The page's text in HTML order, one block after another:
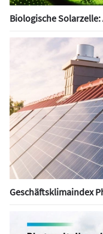
Biologische
Geschäftsklimaindex